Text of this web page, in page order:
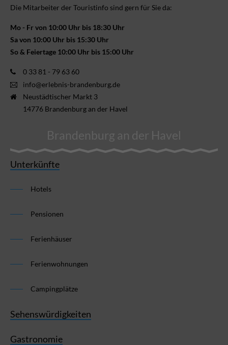
Die Mitarbeiter der Touristinfo sind gern für Sie da:
Mo - Fr von 10:00 Uhr bis 18:30 Uhr
Sa von 10:00 Uhr bis 15:30 Uhr
So & Feiertage 10:00 Uhr bis 15:00 Uhr
0 33 81 - 79 63 60
info@erlebnis-brandenburg.de
Neustädtischer Markt 3
14776 Brandenburg an der Havel
Brandenburg an der Havel
Unterkünfte
Hotels
Pensionen
Ferienhäuser
Ferienwohnungen
Campingplätze
Sehenswürdigkeiten
Gastronomie